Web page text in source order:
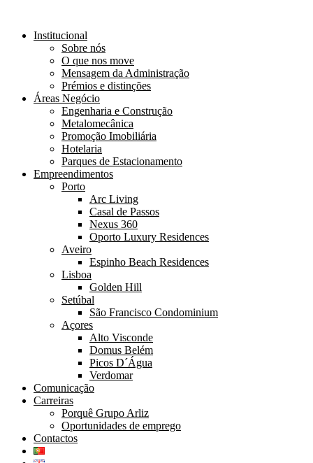
Institucional
Sobre nós
O que nos move
Mensagem da Administração
Prémios e distinções
Áreas Negócio
Engenharia e Construção
Metalomecânica
Promoção Imobiliária
Hotelaria
Parques de Estacionamento
Empreendimentos
Porto
Arc Living
Casal de Passos
Nexus 360
Oporto Luxury Residences
Aveiro
Espinho Beach Residences
Lisboa
Golden Hill
Setúbal
São Francisco Condominium
Açores
Alto Visconde
Domus Belém
Picos D´Água
Verdomar
Comunicação
Carreiras
Porquê Grupo Arliz
Oportunidades de emprego
Contactos